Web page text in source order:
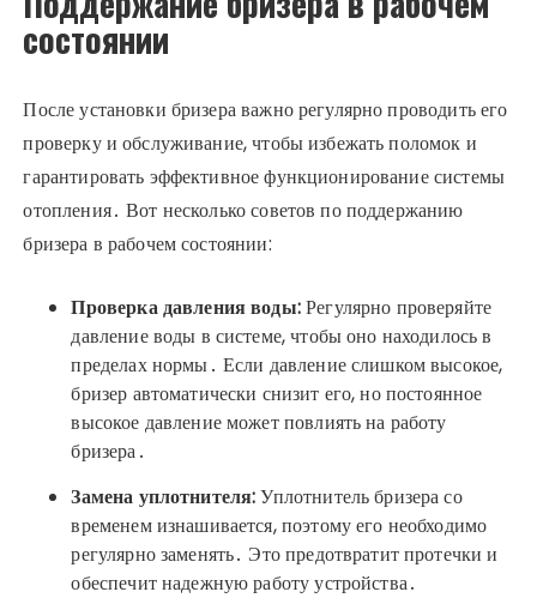
состоянии
После установки бризера важно регулярно проводить его
проверку и обслуживание, чтобы избежать поломок и
гарантировать эффективное функционирование системы
отопления․ Вот несколько советов по поддержанию
бризера в рабочем состоянии:
Проверка давления воды:Регулярно проверяйте
давление воды в системе, чтобы оно находилось в
пределах нормы․ Если давление слишком высокое,
бризер автоматически снизит его, но постоянное
высокое давление может повлиять на работу
бризера․
Замена уплотнителя:Уплотнитель бризера со
временем изнашивается, поэтому его необходимо
регулярно заменять․ Это предотвратит протечки и
обеспечит надежную работу устройства․